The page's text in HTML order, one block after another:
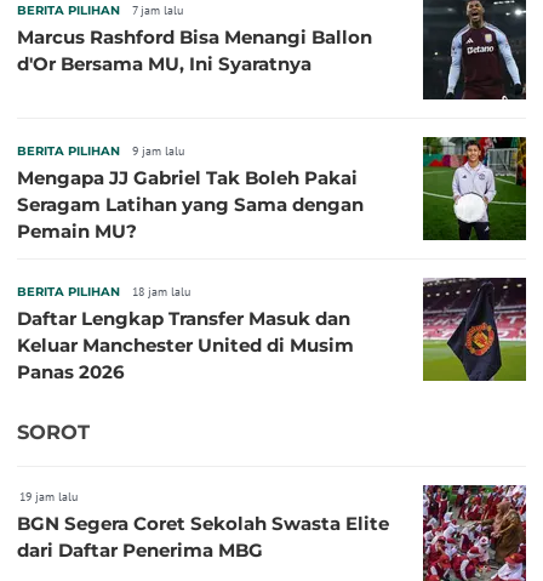
BERITA PILIHAN 7 jam lalu
Marcus Rashford Bisa Menangi Ballon
d'Or Bersama MU, Ini Syaratnya
BERITA PILIHAN 9 jam lalu
Mengapa JJ Gabriel Tak Boleh Pakai
Seragam Latihan yang Sama dengan
Pemain MU?
BERITA PILIHAN 18 jam lalu
Daftar Lengkap Transfer Masuk dan
Keluar Manchester United di Musim
Panas 2026
SOROT
19 jam lalu
BGN Segera Coret Sekolah Swasta Elite
dari Daftar Penerima MBG